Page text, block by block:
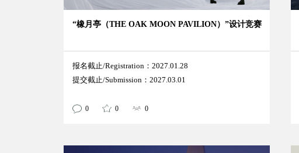
“橡月亭（THE OAK MOON PAVILION）”设计竞赛
报名截止/Registration：2027.01.28
提交截止/Submission：2027.03.01
0 0 0